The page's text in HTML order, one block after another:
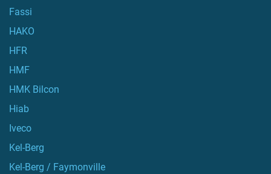
Fassi
HAKO
HFR
HMF
HMK Bilcon
Hiab
Iveco
Kel-Berg
Kel-Berg / Faymonville